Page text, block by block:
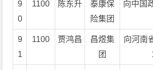
9
0
1100 陈东升
泰康保
险集团
向中国
9
1
1100 贾鸿昌
昌煜集
团
向河南